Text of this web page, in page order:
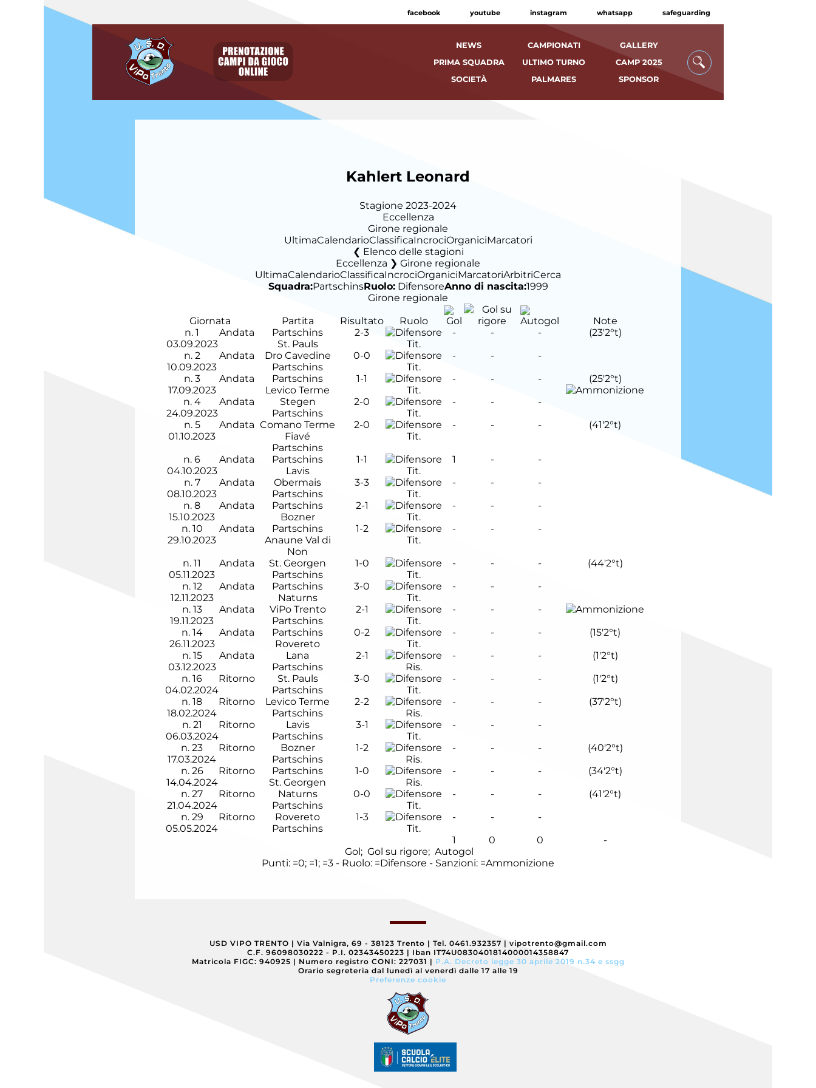
facebook youtube instagram whatsapp safeguarding
NEWS CAMPIONATI
GALLERY
PRIMA SQUADRA
ULTIMO TURNO
CAMP 2025
SOCIETÀ
PALMARES SPONSOR
Kahlert Leonard
Stagione 2023-2024
Eccellenza
Girone regionale
UltimaCalendarioClassificaIncrociOrganiciMarcatori
Elenco delle stagioni
Eccellenza ❯ Girone regionale
UltimaCalendarioClassificaIncrociOrganiciMarcatoriArbitriCerca
Squadra:PartschinsRuolo:DifensoreAnno di nascita:1999
Girone regionale
Giornata
Partita Risultato Ruolo
Note
n. 1
03.09.2023
Andata
Partschins
St. Pauls
2-3
Tit.
- - - (23'2°t)
n. 2
10.09.2023
Andata
Dro Cavedine
Partschins
0-0
Tit.
- -
-
n. 3
17.09.2023
Andata
Partschins
Levico Terme
1-1
Tit.
- - - (25'2°t)
n. 4
24.09.2023
Andata
Stegen
Partschins
2-0
Tit.
- -
-
n. 5
01.10.2023
Andata Comano Terme
Fiavé
Partschins
2-0
Tit.
- - - (41'2°t)
n. 6
04.10.2023
Andata
Partschins
Lavis
1-1
Tit.
1 -
-
n. 7
08.10.2023
Andata
Obermais
Partschins
3-3
Tit.
- -
-
n. 8
15.10.2023
Andata
Partschins
Bozner
2-1
Tit.
- -
-
n. 10
29.10.2023
Andata
Partschins
Anaune Val di
Non
1-2
Tit.
- - -
n. 11
05.11.2023
Andata
St. Georgen
Partschins
1-0
Tit.
- - - (44'2°t)
n. 12
12.11.2023
Andata
Partschins
Naturns
3-0
Tit.
- -
-
n. 13
19.11.2023
Andata
ViPo Trento
Partschins
2-1
Tit.
- -
-
n. 14
26.11.2023
Andata
Partschins
Rovereto
0-2
Tit.
- - - (15'2°t)
n. 15
03.12.2023
Andata
Lana
Partschins
2-1
Ris.
- - - (1'2°t)
n. 16
04.02.2024
Ritorno
St. Pauls
Partschins
3-0
Tit.
- - - (1'2°t)
n. 18
18.02.2024
Ritorno
Levico Terme
Partschins
2-2
Ris.
- - - (37'2°t)
n. 21
06.03.2024
Ritorno
Lavis
Partschins
3-1
Tit.
- -
-
n. 23
17.03.2024
Ritorno
Bozner
Partschins
1-2
Ris.
- - - (40'2°t)
n. 26
14.04.2024
Ritorno
Partschins
St. Georgen
1-0
Ris.
- - - (34'2°t)
n. 27
21.04.2024
Ritorno
Naturns
Partschins
0-0
Tit.
- - - (41'2°t)
n. 29
05.05.2024
Ritorno
Rovereto
Partschins
1-3
Tit.
- -
-
1
0 0
-
Gol; Gol su rigore; Autogol
Punti: =0; =1; =3 - Ruolo: =Difensore - Sanzioni: =Ammonizione
USD VIPO TRENTO | Via Valnigra, 69 - 38123 Trento | Tel. 0461.932357 | vipotrento@gmail.com
C.F. 96098030222 - P.I. 02343450223 | Iban IT74U0830401814000014358847
Matricola FIGC: 940925 | Numero registro CONI: 227031 | P.A. Decreto legge 30 aprile 2019 n.34 e ssgg
Orario segreteria dal lunedì al venerdì dalle 17 alle 19
Preferenze cookie